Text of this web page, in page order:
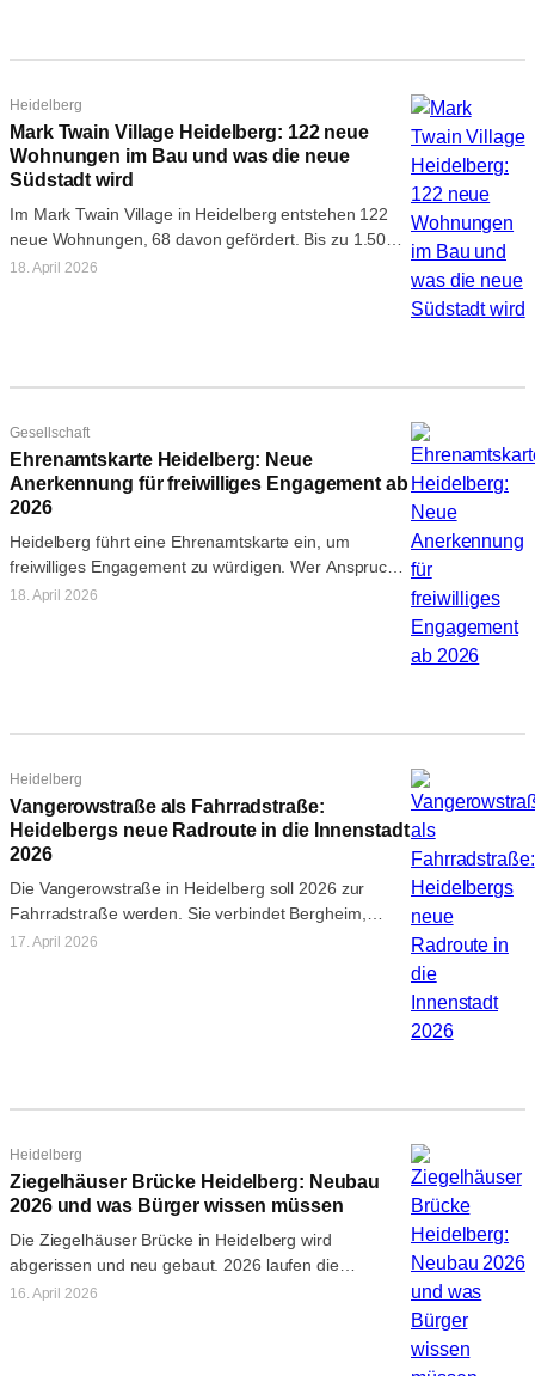
Heidelberg
Mark Twain Village Heidelberg: 122 neue
Wohnungen im Bau und was die neue
Südstadt wird
Im Mark Twain Village in Heidelberg entstehen 122
neue Wohnungen, 68 davon gefördert. Bis zu 1.500
Einheiten sind für das…
18. April 2026
Gesellschaft
Ehrenamtskarte Heidelberg: Neue
Anerkennung für freiwilliges Engagement ab
2026
Heidelberg führt eine Ehrenamtskarte ein, um
freiwilliges Engagement zu würdigen. Wer Anspruch
hat, was die Karte bringt und wie man…
18. April 2026
Heidelberg
Vangerowstraße als Fahrradstraße:
Heidelbergs neue Radroute in die Innenstadt
2026
Die Vangerowstraße in Heidelberg soll 2026 zur
Fahrradstraße werden. Sie verbindet Bergheim,
Neuenheimer Feld und den Westen mit der
17. April 2026
Heidelberg
Ziegelhäuser Brücke Heidelberg: Neubau
2026 und was Bürger wissen müssen
Die Ziegelhäuser Brücke in Heidelberg wird
abgerissen und neu gebaut. 2026 laufen die
Planungen auf Hochtouren. Eine Infoveranstaltung für
16. April 2026